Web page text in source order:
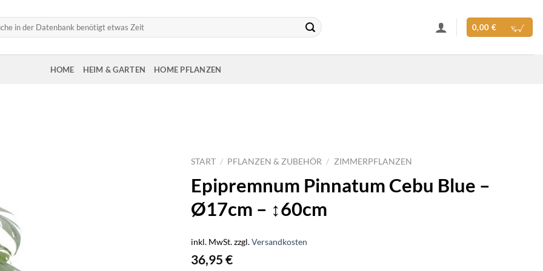
0,00 €
HOME HEIM & GARTEN HOME PFLANZEN
START / PFLANZEN & ZUBEHÖR / ZIMMERPFLANZEN
Epipremnum Pinnatum Cebu Blue –
Ø17cm – ↕60cm
inkl. MwSt.zzgl.Versandkosten
36,95€